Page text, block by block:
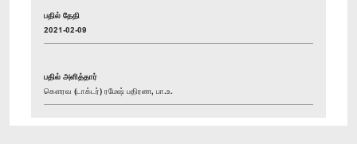
பதில் தேதி
2021-02-09
பதில் அளித்தார்
கௌரவ (டாக்டர்) ரமேஷ் பதிரண, பா.உ.